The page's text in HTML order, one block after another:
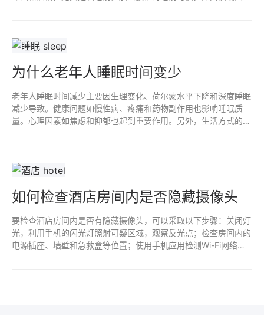
为什么老年人睡眠时间变少
老年人睡眠时间减少主要因生理变化、荷尔蒙水平下降和深度睡眠
减少导致。健康问题如慢性病、疼痛和药物副作用也影响睡眠质
量。心理因素如焦虑和抑郁也起到重要作用。另外，生活方式的改
如何检查酒店房间内是否隐藏摄像头
要检查酒店房间内是否有隐藏摄像头，可以采取以下步骤：关闭灯
光，利用手机的闪光灯照射可疑区域，观察反光点；检查房间内的
电源插座、墙壁和急救盒等位置；使用手机应用检测Wi-Fi网络，